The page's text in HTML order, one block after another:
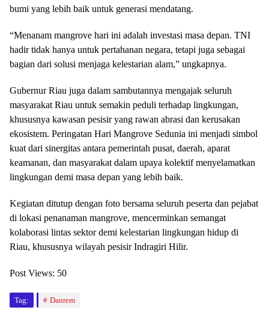
bumi yang lebih baik untuk generasi mendatang.
“Menanam mangrove hari ini adalah investasi masa depan. TNI
hadir tidak hanya untuk pertahanan negara, tetapi juga sebagai
bagian dari solusi menjaga kelestarian alam,” ungkapnya.
Gubernur Riau juga dalam sambutannya mengajak seluruh
masyarakat Riau untuk semakin peduli terhadap lingkungan,
khususnya kawasan pesisir yang rawan abrasi dan kerusakan
ekosistem. Peringatan Hari Mangrove Sedunia ini menjadi simbol
kuat dari sinergitas antara pemerintah pusat, daerah, aparat
keamanan, dan masyarakat dalam upaya kolektif menyelamatkan
lingkungan demi masa depan yang lebih baik.
Kegiatan ditutup dengan foto bersama seluruh peserta dan pejabat
di lokasi penanaman mangrove, mencerminkan semangat
kolaborasi lintas sektor demi kelestarian lingkungan hidup di
Riau, khususnya wilayah pesisir Indragiri Hilir.
Post Views: 50
Tag: Danrem